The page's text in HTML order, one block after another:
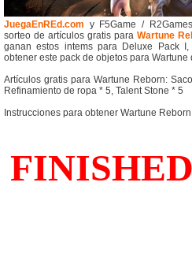
JuegaEnREd.com y F5Game /
sorteo de artículos gratis para Wartune
ganan estos intems para Deluxe Pack
obtener este pack de objetos para Wartune
Artículos gratis para Wartune Reborn:
Refinamiento de ropa * 5, Talent Stone * 5
Instrucciones para obtener Wartune